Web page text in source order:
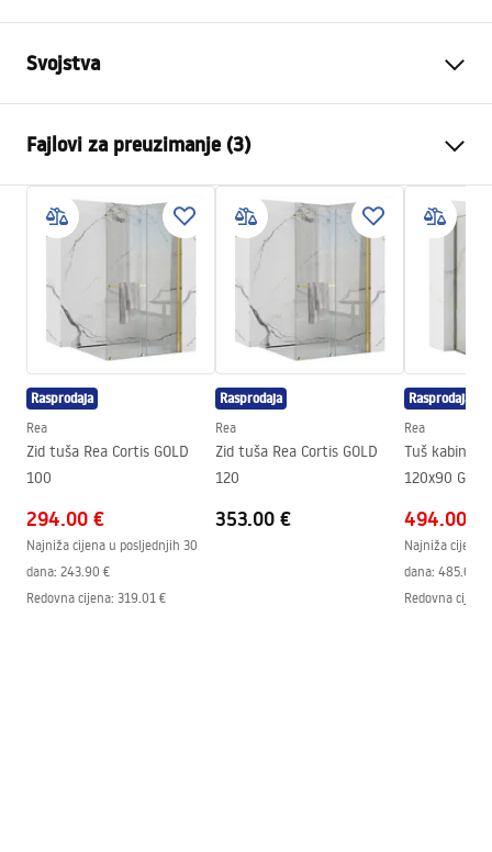
Svojstva
Materijal
Vrsta slavine
Termostatska
Način montaže
Nadžbukni
Podešavanje visine
Da
Min. visina
mm
Max. visina
1150
Izljev za kadu
Da, fiksna
Podešavanje tlaka
Ne
Sustav Anti-Calc
Tehnologija premazivanja
Razmak priključaka
150mm
Jamstvo
Fajlovi za preuzimanje (3)
Informacije o bezbjednosti
Safety_Information_Shower_set.pdf
Garantni uslovi
Warranty_Terms_and_Conditions_Faucets_-_5.pdf
Uputstvo za montažu
shower_set.pdf
Rasprodaja
Rea
Zid tuša Rea Cortis GOLD
100
294.00 €
Najniža cijena u posljednjih 30
dana: 243.90 €
Redovna cijena: 319.01 €
Rasprodaja
Rea
Zid tuša Rea Cortis GOLD
120
353.00 €
Rasprodaja
Rea
Tuš kabina
120x90 Gold
494.00 €
Najniža cijena
dana: 485.68 €
Redovna cijena